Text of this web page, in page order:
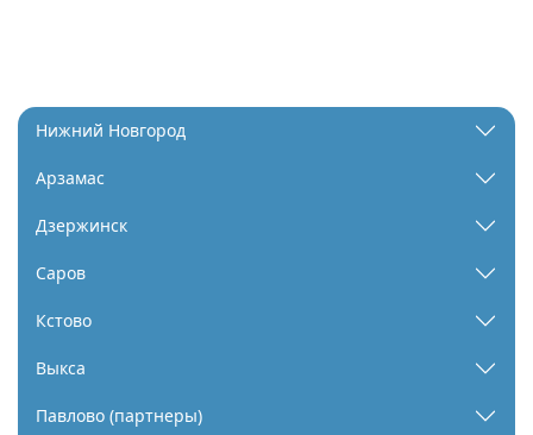
Нижний Новгород
Арзамас
Дзержинск
Саров
Кстово
Выкса
Павлово (партнеры)